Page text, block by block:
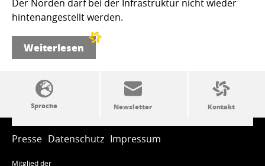
Der Norden darf bei der Infrastruktur nicht wieder
hintenangestellt werden.
Weiterlesen
SSW-Politik von A bis Z
Presse Datenschutz Impressum
Mitglied der